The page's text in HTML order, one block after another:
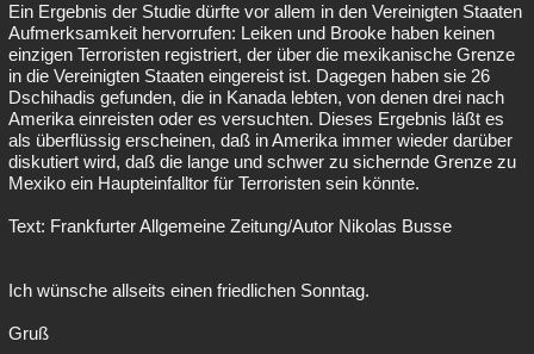
Ein Ergebnis der Studie dürfte vor allem in den Vereinigten Staaten
Aufmerksamkeit hervorrufen: Leiken und Brooke haben keinen
einzigen Terroristen registriert, der über die mexikanische Grenze
in die Vereinigten Staaten eingereist ist. Dagegen haben sie 26
Dschihadis gefunden, die in Kanada lebten, von denen drei nach
Amerika einreisten oder es versuchten. Dieses Ergebnis läßt es
als überflüssig erscheinen, daß in Amerika immer wieder darüber
diskutiert wird, daß die lange und schwer zu sichernde Grenze zu
Mexiko ein Haupteinfalltor für Terroristen sein könnte.
Text: Frankfurter Allgemeine Zeitung/Autor Nikolas Busse
Ich wünsche allseits einen friedlichen Sonntag.
Gruß